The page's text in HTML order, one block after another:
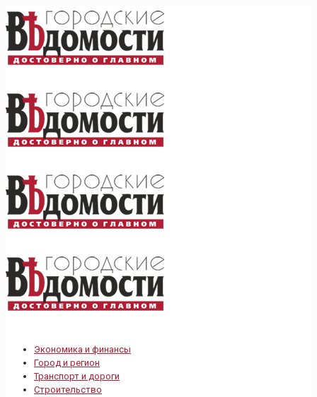
Экономика и финансы
Город и регион
Транспорт и дороги
Строительство